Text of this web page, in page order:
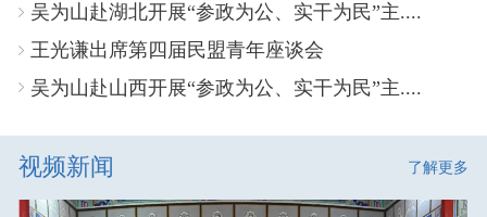
吴为山赴湖北开展“参政为公、实干为民”主....
王光谦出席第四届民盟青年座谈会
吴为山赴山西开展“参政为公、实干为民”主....
视频新闻 了解更多